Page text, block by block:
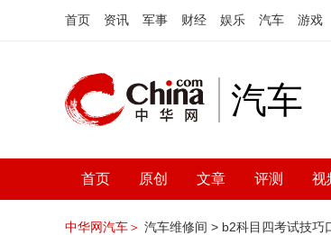
首页 资讯 军事 财经 娱乐 汽车 游戏
汽车
首页 原创 文章 评测 视
中华网汽车＞ 汽车维修间 > b2科目四考试技巧